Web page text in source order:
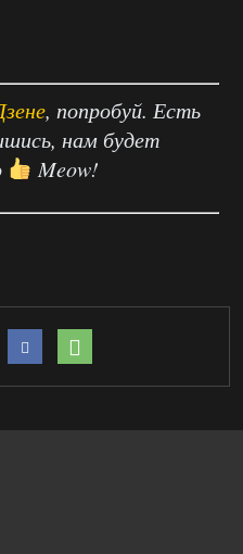
, попробуй. Есть
нам будет
Meow!